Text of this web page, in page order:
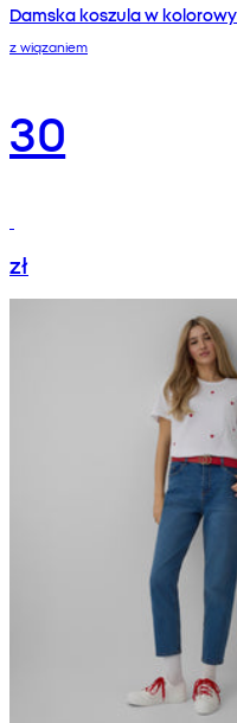
Damska koszula w
z wiązaniem
30
zł